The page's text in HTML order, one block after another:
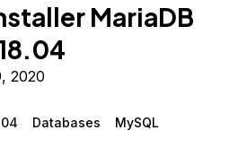
MariaDB
2020
Databases
MySQL